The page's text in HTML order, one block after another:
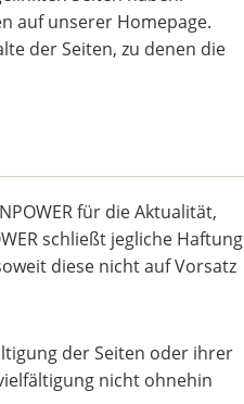
auf unserer Homepage.
der Seiten, zu denen die
für die Aktualität,
schließt jegliche Haftung
diese nicht auf Vorsatz
der Seiten oder ihrer
nicht ohnehin